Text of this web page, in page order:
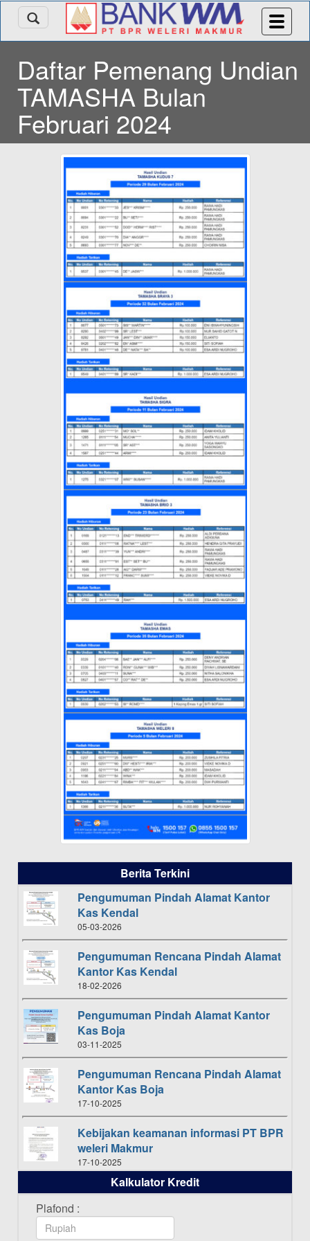
Daftar Pemenang Undian
TAMASHA Bulan
Februari 2024
Berita Terkini
Pengumuman Pindah Alamat Kantor
Kas Kendal
05-03-2026
Pengumuman Rencana Pindah Alamat
Kantor Kas Kendal
18-02-2026
Pengumuman Pindah Alamat Kantor
Kas Boja
03-11-2025
Pengumuman Rencana Pindah Alamat
Kantor Kas Boja
17-10-2025
Kebijakan keamanan informasi PT BPR
weleri Makmur
17-10-2025
Daftar Pemenang Undian TAMASHA
Bulan Oktober 2025
16-10-2025
Kalkulator Kredit
Plafond :